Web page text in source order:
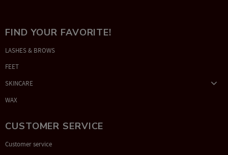
FIND YOUR FAVORITE!
LASHES & BROWS
FEET
SKINCARE
WAX
CUSTOMER SERVICE
Customer service